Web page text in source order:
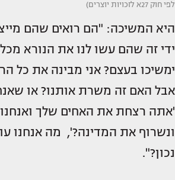
לפי חוק 27א לזכויות יוצרים)
היא המשיכה: "הם רואים שהם
ידי זה שהם עשו לנו את הנורא
ימשיכו בעצם? אני מבינה את כל
אבל האם זה משרת אותנו? או
'אתה רצחת את האחים שלך
ונשרוף את המדינה?', מה אנחנו
נכון?".